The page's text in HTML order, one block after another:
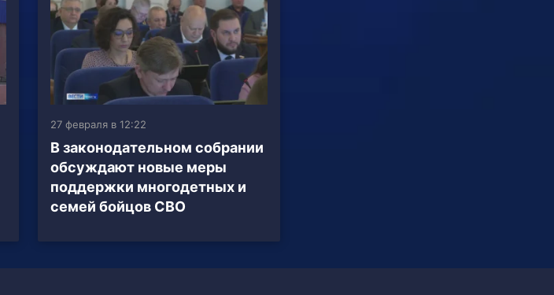
27 февраля в 12:22
В законодательном собрании
обсуждают новые меры
поддержки многодетных и
семей бойцов СВО